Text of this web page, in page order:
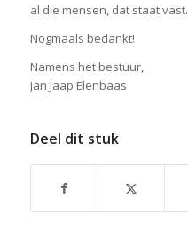
al die mensen, dat staat vast.
Nogmaals bedankt!
Namens het bestuur,
Jan Jaap Elenbaas
Deel dit stuk